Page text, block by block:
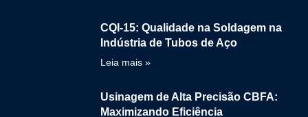
CQI-15: Qualidade na Soldagem na
Indústria de Tubos de Aço
Leia mais »
Usinagem de Alta Precisão CBFA:
Maximizando Eficiência